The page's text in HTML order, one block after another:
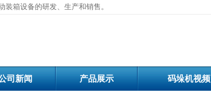
箱设备的研发、生产和销售。
司新闻 产品展示 码垛机视频